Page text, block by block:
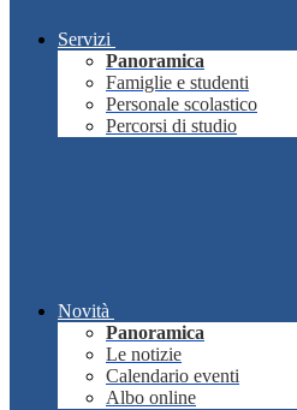
Servizi
Panoramica
Famiglie e studenti
Personale scolastico
Percorsi di studio
Novità
Panoramica
Le notizie
Calendario eventi
Albo online